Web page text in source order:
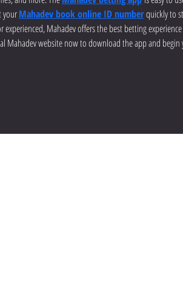
your Mahadev book online ID numberquickly to
experienced, Mahadev offers the best betting
Mahadev website now to download the app and